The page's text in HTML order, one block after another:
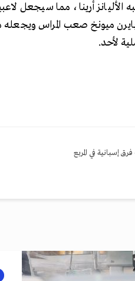
الأليانز أرينا، مما سيجعل
ميونخ صعب المراس
لأحد.
إسبانية في المربع